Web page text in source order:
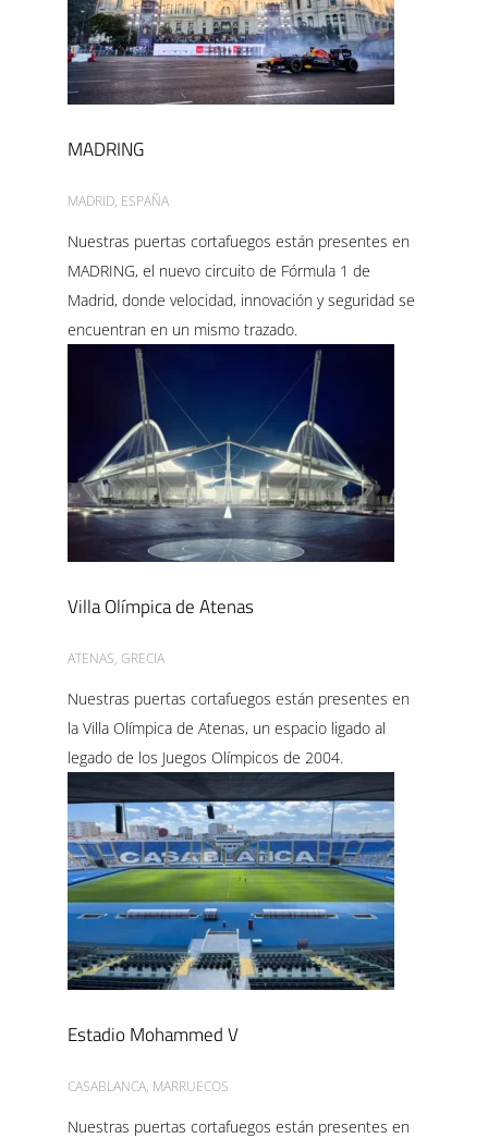
MADRING
MADRID, ESPAÑA
Nuestras puertas cortafuegos están presentes en
MADRING, el nuevo circuito de Fórmula 1 de
Madrid, donde velocidad, innovación y seguridad se
encuentran en un mismo trazado.
Villa Olímpica de Atenas
ATENAS, GRECIA
Nuestras puertas cortafuegos están presentes en
la Villa Olímpica de Atenas, un espacio ligado al
legado de los Juegos Olímpicos de 2004.
Estadio Mohammed V
CASABLANCA, MARRUECOS
Nuestras puertas cortafuegos están presentes en